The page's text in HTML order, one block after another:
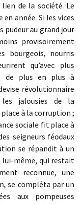
lien de la société. Le
année. Si les vices
pudeur au grand jour
provisoirement
bourgeois, nourris
qu’avec plus
de plus en plus à
révolutionnaire
jalousies de la
à la corruption ;
sociale fit place à
seigneurs féodaux
se répandit à un
lui-même, qui restait
reconnue, une
se compléta par un
aux pompeuses